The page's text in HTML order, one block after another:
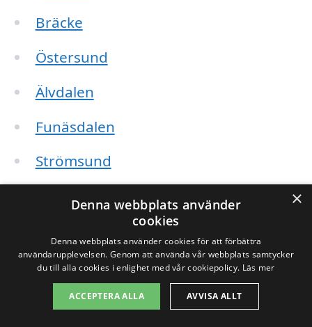
Bräcke
Östersund
Älvdalen
Funäsdalen
Strömsund
Hälsinge
När du söker efter flytthjälp i Rätan och
×
Denna webbplats använder
cookies
Denna webbplats använder cookies för att förbättra
användarupplevelsen. Genom att använda vår webbplats samtycker
du till alla cookies i enlighet med vår cookiepolicy. Läs mer
ACCEPTERA ALLA AVVISA ALLT